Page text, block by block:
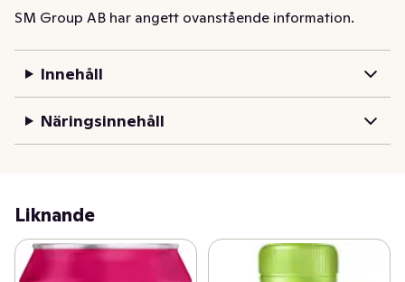
SM Group AB har angett ovanstående information.
Innehåll
Näringsinnehåll
Liknande